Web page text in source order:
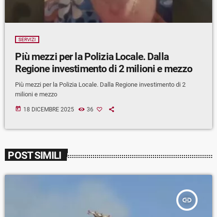
SERVIZI
Più mezzi per la Polizia Locale. Dalla
Regione investimento di 2 milioni e mezzo
Più mezzi per la Polizia Locale. Dalla Regione investimento di 2
milioni e mezzo
today 18 DICEMBRE 2025 36
POST SIMILI
insert_link